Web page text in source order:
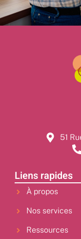
51
Liens rapides
À propos
Nos services
Ressources